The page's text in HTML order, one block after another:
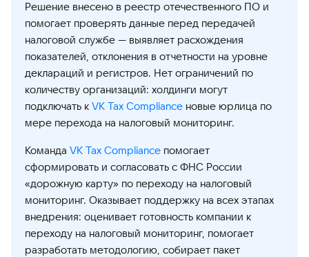
Решение внесено в реестр отечественного ПО и
помогает проверять данные перед передачей
налоговой службе — выявляет расхождения
показателей, отклонения в отчетности на уровне
деклараций и регистров. Нет ограничений по
количеству организаций: холдинги могут
подключать к VK Tax Compliance новые юрлица по
мере перехода на налоговый мониторинг.
Команда VK Tax Compliance помогает
сформировать и согласовать с ФНС России
«дорожную карту» по переходу на налоговый
мониторинг. Оказывает поддержку на всех этапах
внедрения: оценивает готовность компании к
переходу на налоговый мониторинг, помогает
разработать методологию, собирает пакет